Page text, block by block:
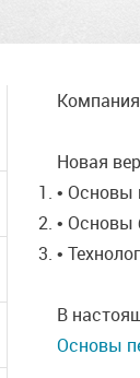
Новая
• Основы
• Основы
•
В
Основы